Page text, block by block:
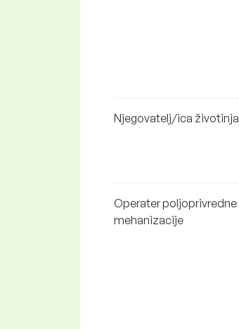
Njegovatelj/ica životinja
Operater poljoprivredne
mehanizacije